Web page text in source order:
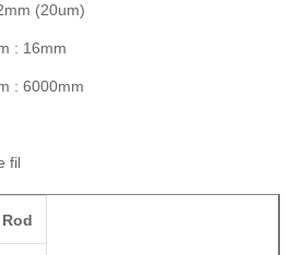
(20um)
: 16mm
: 6000mm
fil